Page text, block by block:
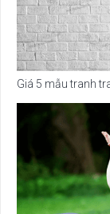
Giá 5 mẫu tranh